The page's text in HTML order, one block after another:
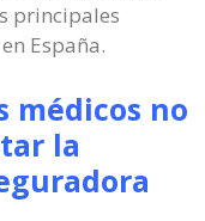
principales
España.
médicos no
la